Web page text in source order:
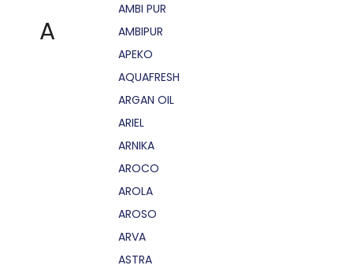
A
AMBI PUR
AMBIPUR
APEKO
AQUAFRESH
ARGAN OIL
ARIEL
ARNIKA
AROCO
AROLA
AROSO
ARVA
ASTRA